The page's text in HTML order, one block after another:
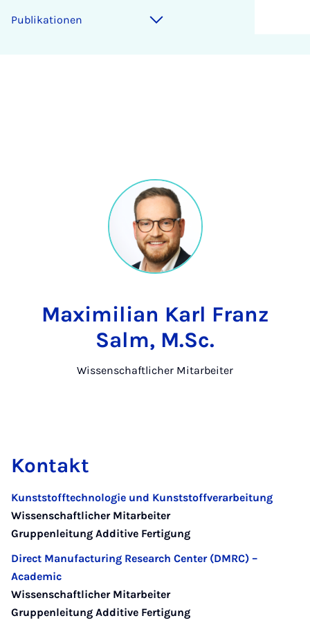
Publikationen
Maximilian Karl Franz
Salm, M.Sc.
Wissenschaftlicher Mitarbeiter
Kontakt
Kunststofftechnologie und Kunststoffverarbeitung
Wissenschaftlicher Mitarbeiter
Gruppenleitung Additive Fertigung
Direct Manufacturing Research Center (DMRC) –
Academic
Wissenschaftlicher Mitarbeiter
Gruppenleitung Additive Fertigung